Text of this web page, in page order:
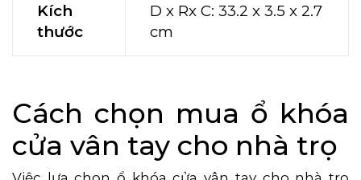
Kích
thước
D x Rx C: 33.2 x 3.5 x 2.7
cm
Cách chọn mua ổ khóa
cửa vân tay cho nhà trọ